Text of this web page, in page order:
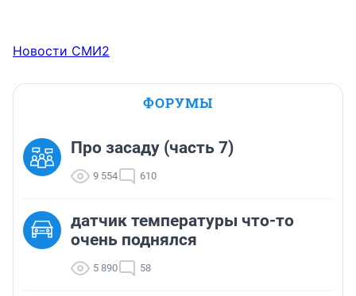
Новости СМИ2
ФОРУМЫ
Про засаду (часть 7)
9 554 610
датчик температуры что-то
очень поднялся
5 890 58